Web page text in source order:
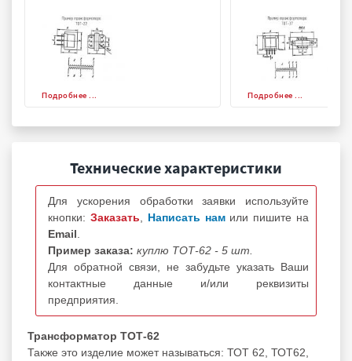
Подробнее ... Подробнее ...
Технические характеристики
Для ускорения обработки заявки используйте
кнопки: Заказать Написать нам или пишите на
Email
Пример заказа: куплю ТОТ-62 - 5 шт.
Для обратной связи, не забудьте указать Ваши
контактные данные и/или реквизиты
предприятия.
Трансформатор ТОТ-62
Также это изделие может называться: ТОТ 62, ТОТ62,